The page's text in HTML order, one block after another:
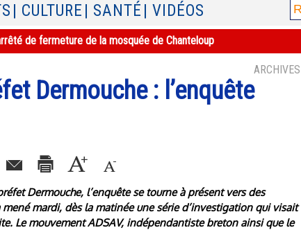
| CULTURE | SANTÉ | VIDÉOS
de fermeture de la mosquée de Chanteloup
ARCHIVES
Dermouche : l’enquête
Dermouche, l’enquête se tourne à présent vers des
mardi, dès la matinée une série d’investigation qui visait
Le mouvement ADSAV, indépendantiste breton ainsi que le